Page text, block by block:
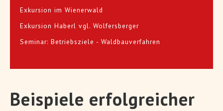
Exkursion im Wienerwald
Exkursion Haberl vgl. Wolfersberger
Seminar: Betriebsziele - Waldbauverfahren
Beispiele erfolgreicher